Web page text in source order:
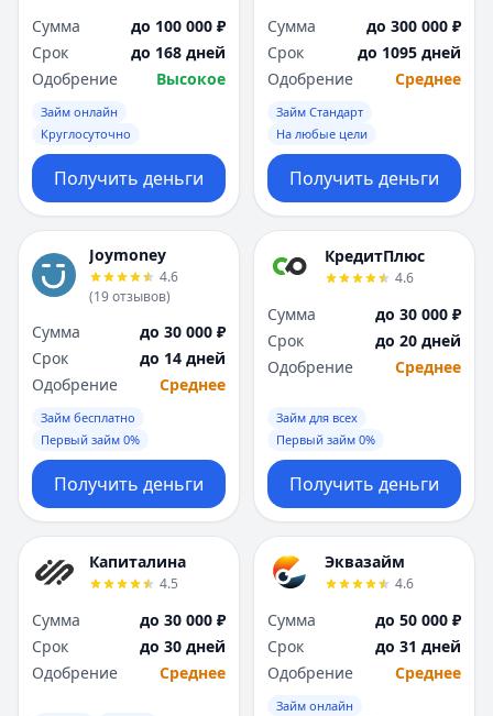
Сумма
до 100 000 ₽
Срок
до 168 дней
Одобрение
Высокое
Займ онлайн
Круглосуточно
Получить деньги
Сумма
до 300 000 ₽
Срок
до 1095 дней
Одобрение
Среднее
Займ Стандарт
На любые цели
Получить деньги
Joymoney
4.6
(19отзывов)
Сумма
до 30 000 ₽
Срок
до 14 дней
Одобрение
Среднее
Займ бесплатно
Первый займ 0%
Получить деньги
КредитПлюс
4.6
Сумма
до 30 000 ₽
Срок
до 20 дней
Одобрение
Среднее
Займ для всех
Первый займ 0%
Получить деньги
Капиталина
4.5
Сумма
до 30 000 ₽
Срок
до 30 дней
Одобрение
Среднее
Эквазайм
4.6
Сумма
до 50 000 ₽
Срок
до 31 дней
Одобрение
Среднее
Займ онлайн